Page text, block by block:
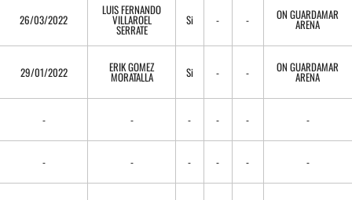
26/03/2022
LUIS FERNANDO
VILLAROEL
SERRATE
Si - - ON GUARDAMAR
ARENA
29/01/2022 ERIK GOMEZ
MORATALLA Si - - ON GUARDAMAR
ARENA
- - - - - -
- - - - - -